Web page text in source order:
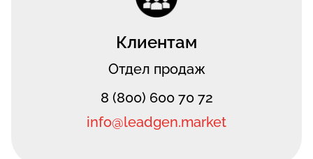
Клиентам
Отдел продаж
8 (800) 600 70 72
info@leadgen.market